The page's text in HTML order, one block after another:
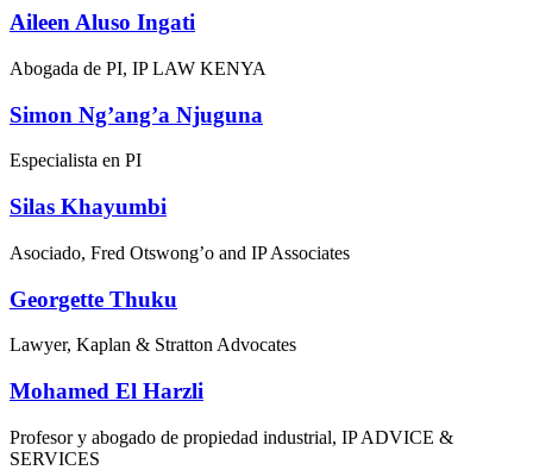
Aileen Aluso Ingati
Abogada de PI, IP LAW KENYA
Simon Ng’ang’a Njuguna
Especialista en PI
Silas Khayumbi
Asociado, Fred Otswong’o and IP Associates
Georgette Thuku
Lawyer, Kaplan & Stratton Advocates
Mohamed El Harzli
Profesor y abogado de propiedad industrial, IP ADVICE &
SERVICES